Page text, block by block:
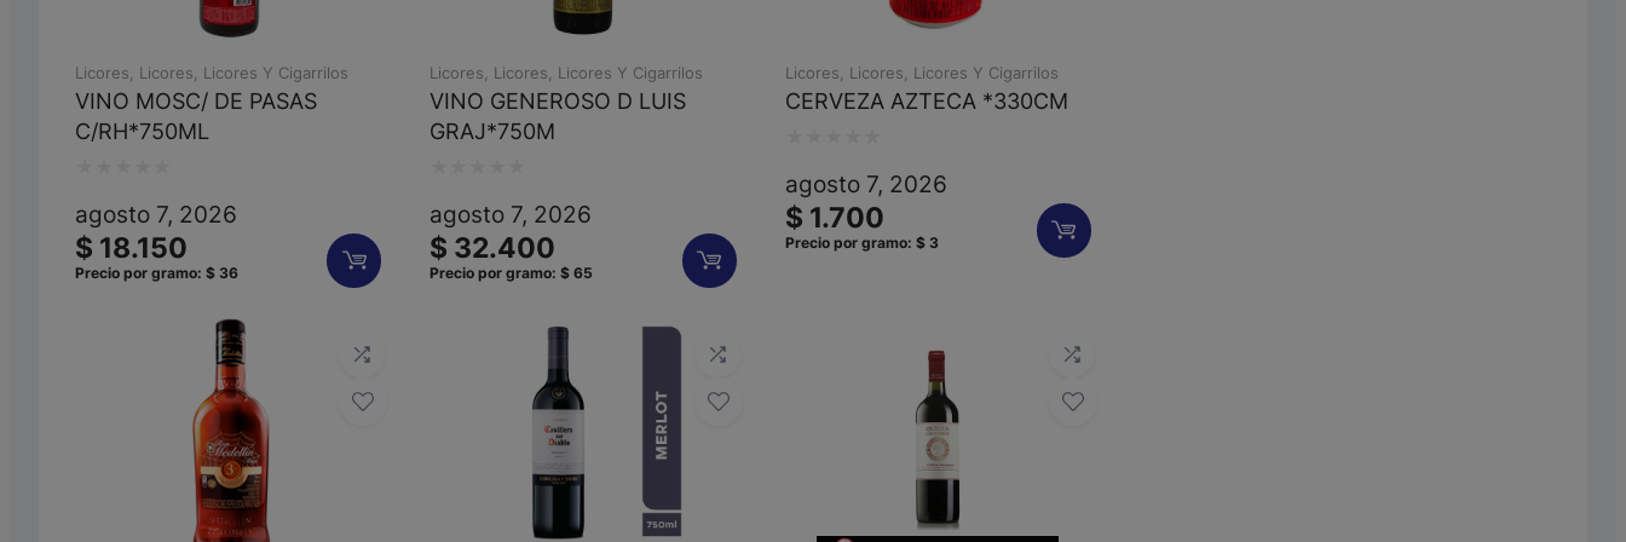
Licores Licores Licores Y Cigarrilos
VINO MOSC/ DE PASAS
C/RH*750ML
con
0
agosto 7, 2026
$ 18.150
Precio por gramo: $ 36
Licores Licores Licores Y Cigarrilos
VINO GENEROSO D LUIS
GRAJ*750M
con
0
agosto 7, 2026
$ 32.400
Precio por gramo:$ 65
Licores Licores Licores Y Cigarrilos
CERVEZA AZTECA *330CM
con
0
agosto 7, 2026
$ 1.700
Precio por gramo: $3